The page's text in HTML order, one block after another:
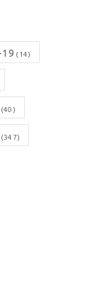
19 (14)
(40)
(347)